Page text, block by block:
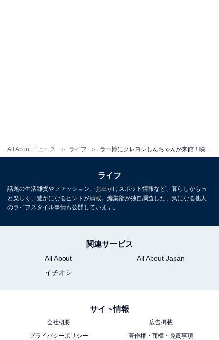
All About ニュース ライフ
映画に登場するラーメン丼を再現し、コラボラー
ライフ
話題の生活雑貨やファッション、お出かけスポット情報など、暮らしがもっ
と楽しく、豊かになるヒントが満載。編集部が独自調査した、気になる他人
のライフスタイル事情も公開しています。
関連サービス
All About
All About Japan
イチオシ
サイト情報
会社概要
広告掲載
プライバシーポリシー
著作権・商標・免責事項